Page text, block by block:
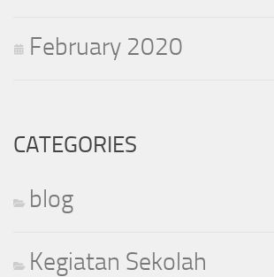
February 2020
CATEGORIES
blog
Kegiatan Sekolah